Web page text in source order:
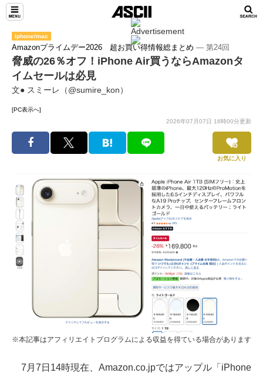
iphone/mac
Amazonプライムデー2026 超お買い得情報総まとめ ― 第24回
脅威の26％オフ！iPhone Air買うならAmazonタ
イムセールは必見
文● スミーレ（@sumire_kon）
[PC表示へ]
2026年07月07日 16時00分更新
お気に入り
※本記事はアフィリエイトプログラムによる収益を得ている場合があります
7月7日14時現在、Amazon.co.jpではアップル「iPhone